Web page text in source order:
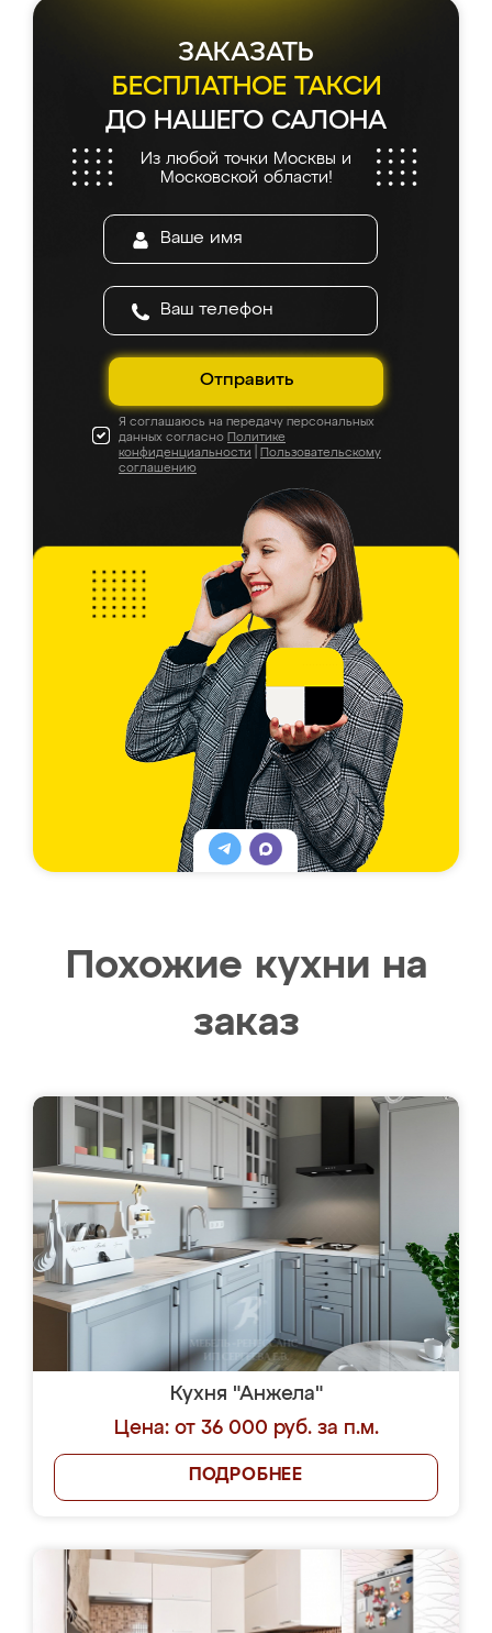
ЗАКАЗАТЬ
БЕСПЛАТНОЕ ТАКСИ
ДО НАШЕГО САЛОНА
Из любой точки Москвы и
Московской области!
Отправить
Я соглашаюсь на передачу персональных
данных согласно Политике
конфиденциальности
Пользовательскому
соглашению
Похожие кухни на
заказ
Кухня "Анжела"
Цена: от 36 000 руб. за п.м.
ПОДРОБНЕЕ